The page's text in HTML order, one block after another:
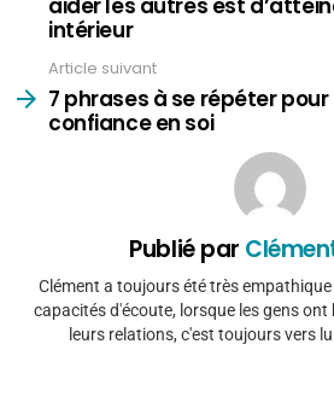
aider les autres est
intérieur
Article suivant
7 phrases à se répéter
confiance en soi
Publié par
Clément a toujours été très
capacités d'écoute, lorsque les gens ont
leurs relations, c'est toujours vers